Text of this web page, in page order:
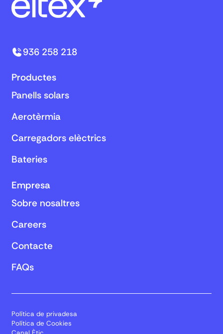
936 258 218
Productes
Panells solars
Aerotèrmia
Carregadors elèctrics
Bateries
Empresa
Sobre nosaltres
Careers
Contacte
FAQs
Política de privadesa
Política de Cookies